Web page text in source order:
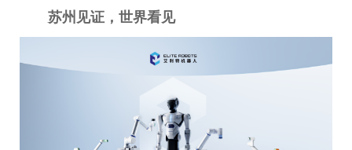
苏州见证，世界看见